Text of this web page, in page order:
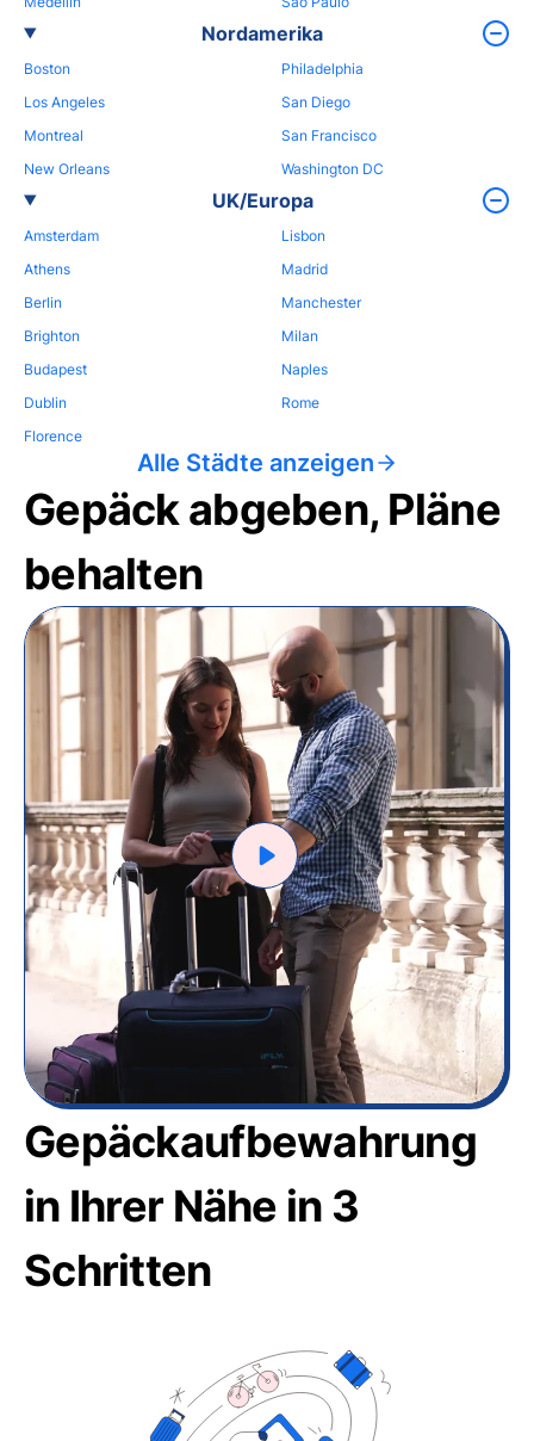
Nordamerika
Boston
Los Angeles
Montreal
New Orleans
Philadelphia
San Diego
San Francisco
Washington DC
UK/Europa
Amsterdam
Athens
Berlin
Brighton
Budapest
Dublin
Florence
Lisbon
Madrid
Manchester
Milan
Naples
Rome
Alle Städte anzeigen
Gepäck abgeben, Pläne
behalten
Gepäckaufbewahrung
in Ihrer Nähe in 3
Schritten